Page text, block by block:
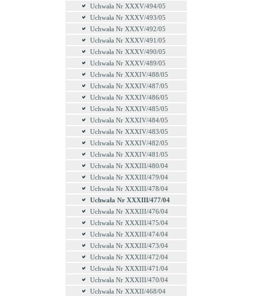
Uchwała Nr XXXV/494/05
Uchwała Nr XXXV/493/05
Uchwała Nr XXXV/492/05
Uchwała Nr XXXV/491/05
Uchwała Nr XXXV/490/05
Uchwała Nr XXXV/489/05
Uchwała Nr XXXIV/488/05
Uchwała Nr XXXIV/487/05
Uchwała Nr XXXIV/486/05
Uchwała Nr XXXIV/485/05
Uchwała Nr XXXIV/484/05
Uchwała Nr XXXIV/483/05
Uchwała Nr XXXIV/482/05
Uchwała Nr XXXIV/481/05
Uchwała Nr XXXIII/480/04
Uchwała Nr XXXIII/479/04
Uchwała Nr XXXIII/478/04
Uchwała Nr XXXIII/477/04
Uchwała Nr XXXIII/476/04
Uchwała Nr XXXIII/475/04
Uchwała Nr XXXIII/474/04
Uchwała Nr XXXIII/473/04
Uchwała Nr XXXIII/472/04
Uchwała Nr XXXIII/471/04
Uchwała Nr XXXIII/470/04
Uchwała Nr XXXII/468/04